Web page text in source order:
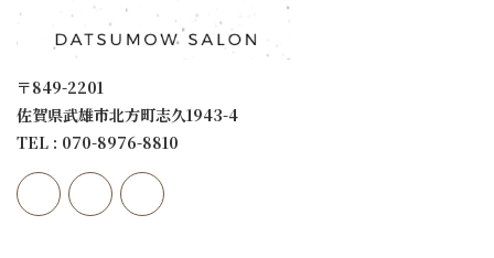
〒849-2201
佐賀県武雄市北方町志久1943-4
TEL : 070-8976-8810